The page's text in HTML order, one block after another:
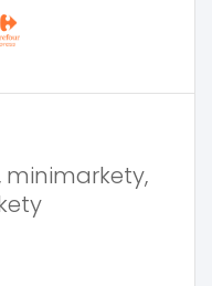
minimarkety,